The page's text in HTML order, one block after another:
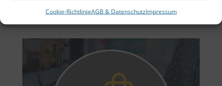
Cookie-RichtlinieAGB & DatenschutzImpressum
Kosten für Fahrten mit inem...